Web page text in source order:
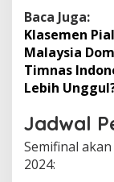
Baca Juga:
Klasemen
Malaysia
Timnas
Lebih
Jadwal
Semifinal
2024: